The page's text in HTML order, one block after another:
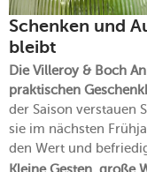
Schenken und
bleibt
Die Villeroy & Boch
praktischen
der Saison verstauen
sie im nächsten
den Wert und